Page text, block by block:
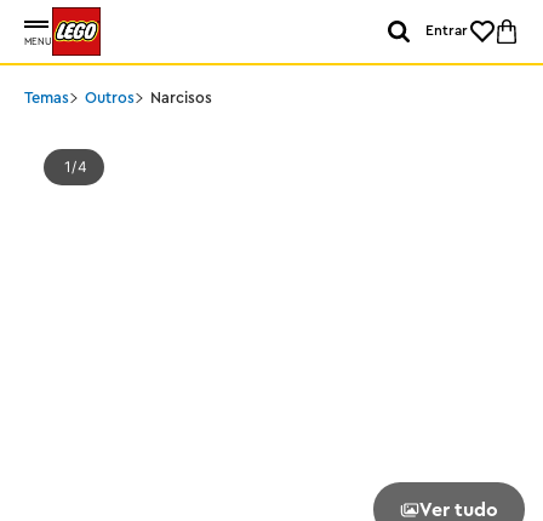
MENU
Entrar
Temas Outros Narcisos
1 4
Ver tudo